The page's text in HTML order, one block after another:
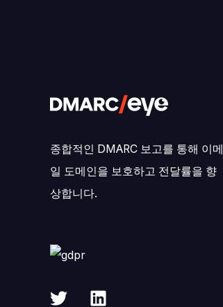
종합적인 DMARC 보고를 통해 이메
일 도메인을 보호하고 전달률을 향
상합니다.